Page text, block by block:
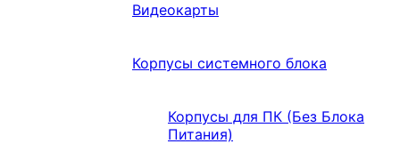
Видеокарты
Корпусы системного блока
Корпусы для ПК (Без Блока
Питания)